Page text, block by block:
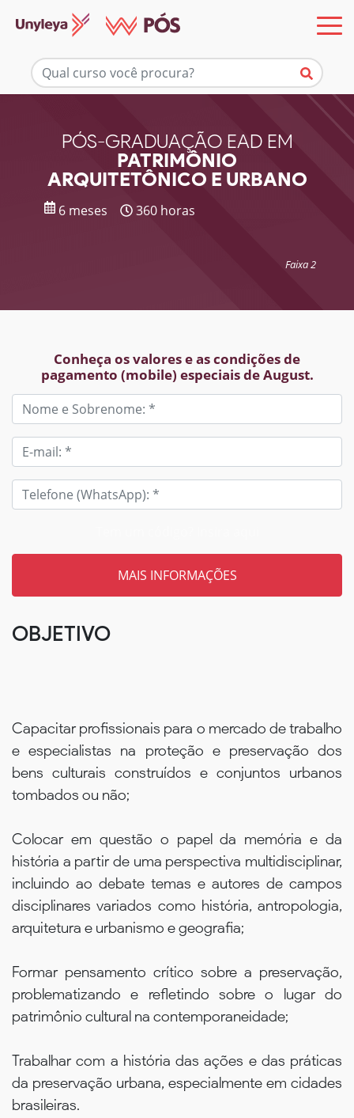
PÓS-GRADUAÇÃO EAD EM
PATRIMÔNIO
ARQUITETÔNICO E URBANO
6 meses 360 horas
Faixa 2
Conheça os valores e as condições de
pagamento (mobile) especiais de August.
Mais informações
OBJETIVO
Capacitar profissionais para o mercado de trabalho
e especialistas na proteção e preservação dos
bens culturais construídos e conjuntos urbanos
tombados ou não;
Colocar em questão o papel da memória e da
história a partir de uma perspectiva multidisciplinar,
incluindo ao debate temas e autores de campos
disciplinares variados como história, antropologia,
arquitetura e urbanismo e geografia;
Formar pensamento crítico sobre a preservação,
problematizando e refletindo sobre o lugar do
patrimônio cultural na contemporaneidade;
Trabalhar com a história das ações e das práticas
da preservação urbana, especialmente em cidades
brasileiras.